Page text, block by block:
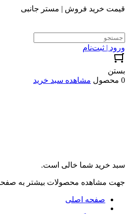
قیمت خرید فروش | مستر جانبی
ورود | ثبت‌نام
بستن
0 محصول
مشاهده سبد خرید
سبد خرید شما خالی است.
جهت مشاهده محصولات بیشتر به
صفحه اصلی